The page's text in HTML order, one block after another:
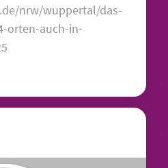
nrw/wuppertal/das-
orten-auch-in-